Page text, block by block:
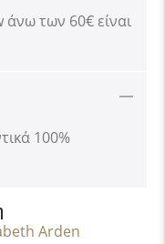
των 60€ είναι
100%
Arden